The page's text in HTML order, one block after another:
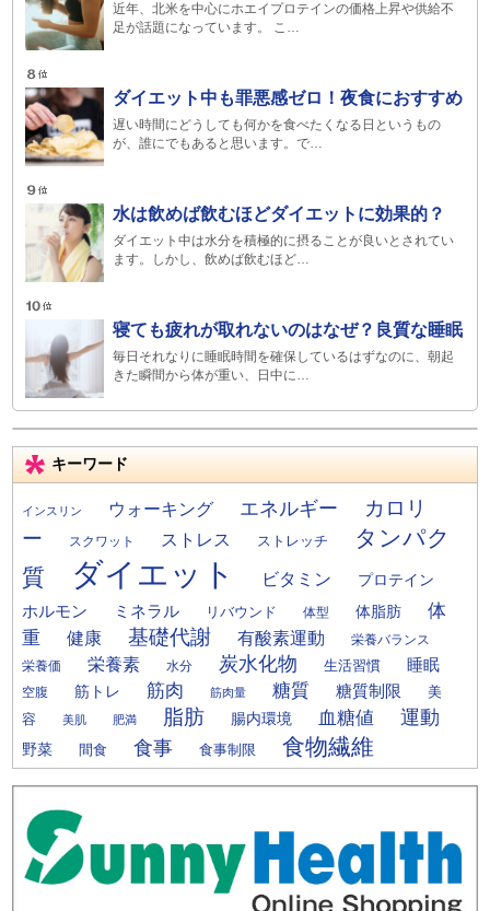
近年、北米を中心にホエイプロテインの価格上昇や供給不
足が話題になっています。 こ…
ダイエット中も罪悪感ゼロ！夜食におすすめ
遅い時間にどうしても何かを食べたくなる日というもの
が、誰にでもあると思います。で…
水は飲めば飲むほどダイエットに効果的？
ダイエット中は水分を積極的に摂ることが良いとされてい
ます。しかし、飲めば飲むほど…
寝ても疲れが取れないのはなぜ？良質な睡眠
毎日それなりに睡眠時間を確保しているはずなのに、朝起
きた瞬間から体が重い、日中に…
キーワード
インスリン ウォーキング エネルギー
カロリ
ー
スクワット ストレス ストレッチ
タンパク
質
ダイエット ビタミン プロテイン
ホルモン ミネラル リバウンド 体型 体脂肪
体
重
健康 基礎代謝 有酸素運動 栄養バランス
栄養価 栄養素 水分 炭水化物 生活習慣 睡眠
空腹 筋トレ 筋肉 筋肉量 糖質 糖質制限
美
容
美肌 肥満 脂肪 腸内環境 血糖値 運動
野菜 間食 食事 食事制限 食物繊維